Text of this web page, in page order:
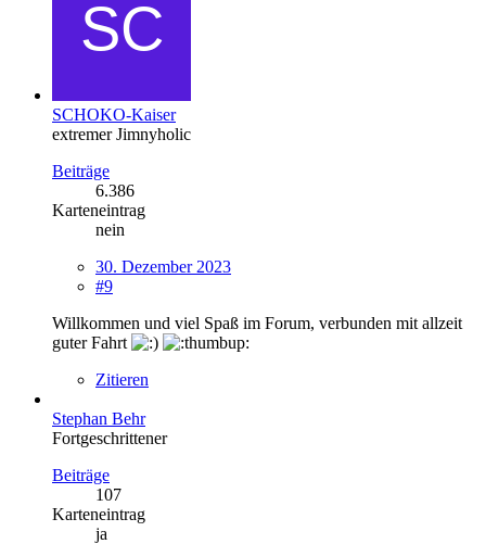
SCHOKO-Kaiser
extremer Jimnyholic
Beiträge
6.386
Karteneintrag
nein
30. Dezember 2023
#9
Willkommen und viel Spaß im Forum, verbunden mit allzeit
guter Fahrt
Zitieren
Stephan Behr
Fortgeschrittener
Beiträge
107
Karteneintrag
ja